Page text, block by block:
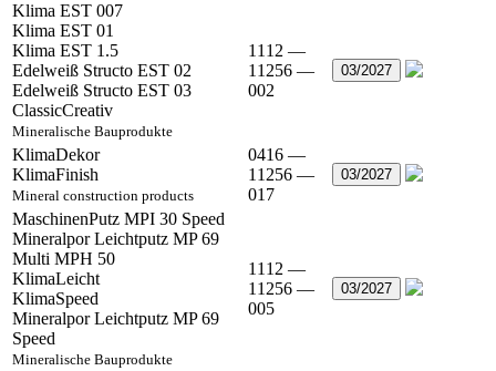
Klima EST 007
Klima EST 01
Klima EST 1.5
Edelweiß Structo EST 02
Edelweiß Structo EST 03
ClassicCreativ
Mineralische Bauprodukte
1112 —
11256 —
002
03/2027
KlimaDekor
KlimaFinish
Mineral construction products
0416 —
11256 —
017
03/2027
MaschinenPutz MPI 30 Speed
Mineralpor Leichtputz MP 69
Multi MPH 50
KlimaLeicht
KlimaSpeed
Mineralpor Leichtputz MP 69
Speed
Mineralische Bauprodukte
1112 —
11256 —
005
03/2027